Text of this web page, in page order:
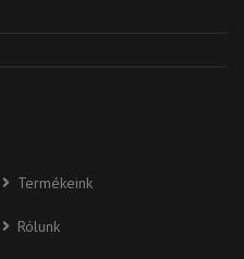
Termékeink
Rólunk